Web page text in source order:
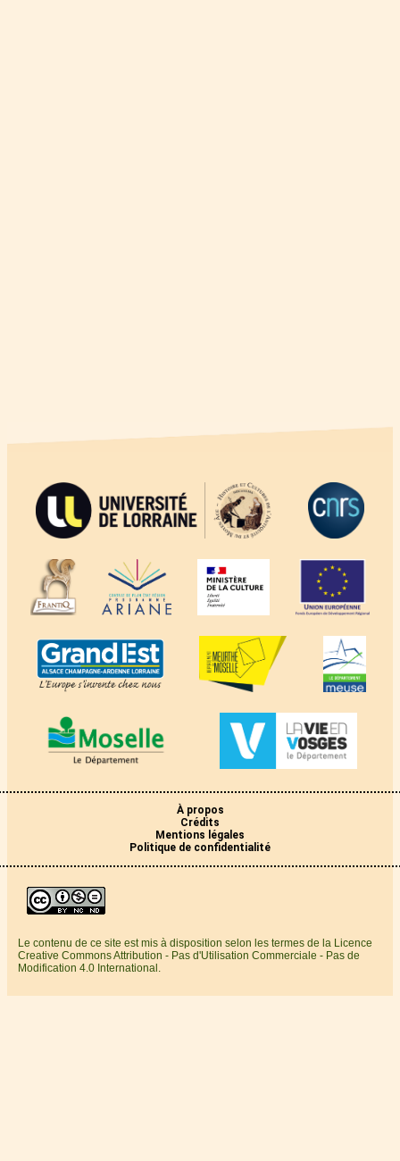
À propos
Crédits
Mentions légales
Politique de confidentialité
Le contenu de ce site est mis à disposition selon les termes de la Licence
Creative Commons Attribution - Pas d'Utilisation Commerciale - Pas de
Modification 4.0 International.